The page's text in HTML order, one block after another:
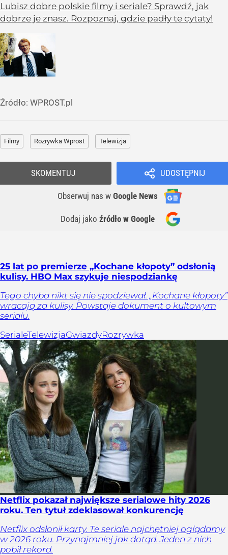
Lubisz dobre polskie filmy i seriale? Sprawdź, jak
dobrze je znasz. Rozpoznaj, gdzie padły te cytaty!
Źródło: WPROST.pl
Filmy Rozrywka Wprost Telewizja
UDOSTĘPNIJ
Obserwuj nas w Google News
Dodaj jako źródło w Google
SKOMENTUJ
25 lat po premierze „Kochane kłopoty” odsłonią
kulisy. HBO Max szykuje niespodziankę
Tego chyba nikt się nie spodziewał. „Kochane kłopoty”
wracają za kulisy. Powstaje dokument o kultowym
serialu.
SerialeTelewizjaGwiazdyRozrywka
Netflix pokazał największe serialowe hity 2026
roku. Ten tytuł zdeklasował konkurencję
Netflix odsłonił karty. Te seriale najchętniej oglądamy
w 2026 roku. Przynajmniej jak dotąd. Jeden z nich
pobił rekord.